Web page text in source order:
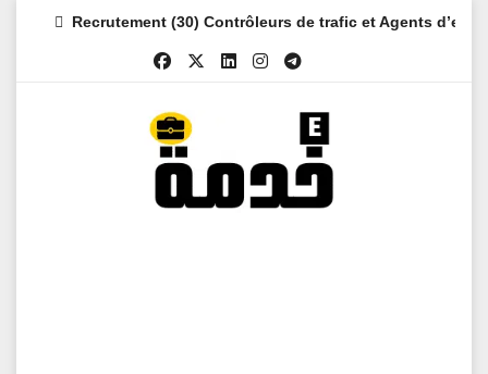
Recrutement (30) Contrôleurs de trafic et Agents